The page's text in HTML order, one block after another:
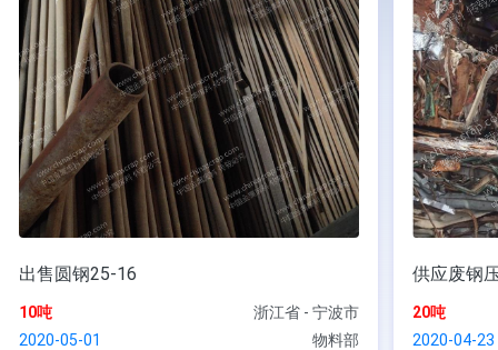
出售圆钢25-16
10吨
浙江省 - 宁波市
2020-05-01
物料部
供应废钢
20吨
2020-04-23